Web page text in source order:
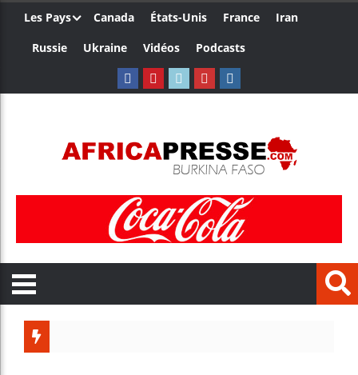
Les Pays Canada États-Unis France
Iran
Russie
Ukraine Vidéos Podcasts